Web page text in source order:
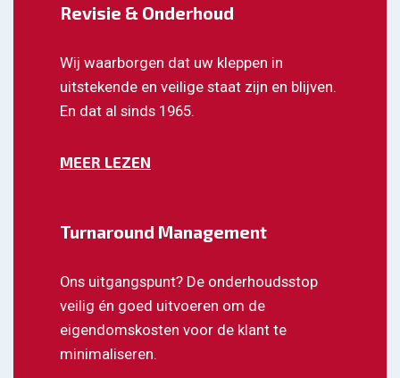
Revisie & Onderhoud
Wij waarborgen dat uw kleppen in
uitstekende en veilige staat zijn en blijven.
En dat al sinds 1965.
MEER LEZEN
Turnaround Management
Ons uitgangspunt? De onderhoudsstop
veilig én goed uitvoeren om de
eigendomskosten voor de klant te
minimaliseren.